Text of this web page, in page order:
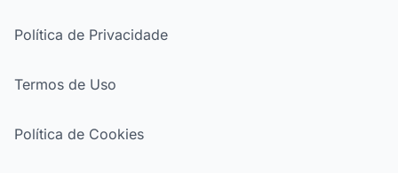
Política de Privacidade
Termos de Uso
Política de Cookies